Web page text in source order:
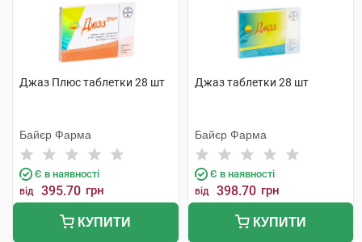
Джаз Плюс таблетки 28 шт
Байєр Фарма
Є в наявності
від 395.70 грн
КУПИТИ
Джаз таблетки 28 шт
Байєр Фарма
Є в наявності
від 398.70 грн
КУПИТИ